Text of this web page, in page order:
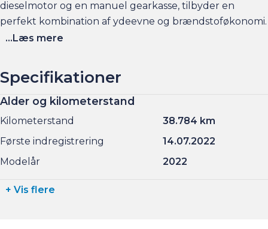
dieselmotor og en manuel gearkasse, tilbyder en
perfekt kombination af ydeevne og brændstoføkonomi.
Med sin rummelige kabine og præcise køreegenskaber,
længere distancer i erhvervslivet.
- Modelår: 2022
- Motor: 1,5 liter diesel
- Gearkasse: Manuelt 6-gear
- Brændstoføkonomi: 22 km/l
...Læs mere
Specifikationer
Alder og kilometerstand
Kilometerstand
38.784 km
Første indregistrering
14.07.2022
Modelår
2022
+ Vis flere